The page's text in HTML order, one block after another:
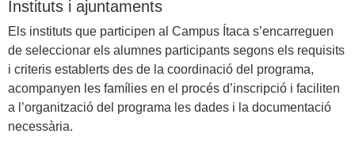
Instituts i ajuntaments
Els instituts que participen al Campus Ítaca s’encarreguen
de seleccionar els alumnes participants segons els requisits
i criteris establerts des de la coordinació del programa,
acompanyen les famílies en el procés d’inscripció i faciliten
a l’organització del programa les dades i la documentació
necessària.